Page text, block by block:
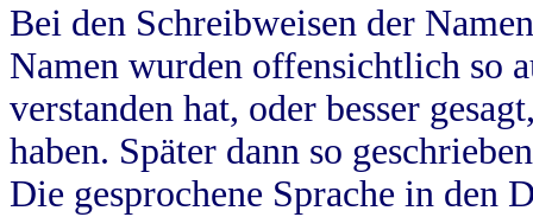
Bei den Schreibweisen der
Namen wurden offensichtlich so
verstanden hat, oder besser
haben. Später dann so
Die gesprochene Sprache in